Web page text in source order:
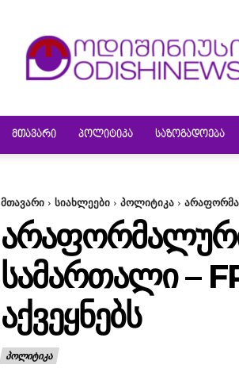
ᲛᲗᲐᲕᲐᲠᲘ ᲞᲝᲚᲘᲢᲘᲙᲐ ᲡᲐᲖᲝᲒᲐᲓᲝᲔᲑᲐ
მთავარი სიახლეები პოლიტიკა
ᲡᲐᲛᲐᲠᲗᲐᲚᲘ –
ᲐᲥᲕᲔᲧᲜᲔᲑᲡ
ᲞᲝᲚᲘᲢᲘᲙᲐ